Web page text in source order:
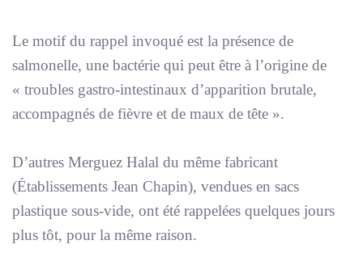
Le motif du rappel invoqué est la présence de
salmonelle, une bactérie qui peut être à l’origine de
« troubles gastro-intestinaux d’apparition brutale,
accompagnés de fièvre et de maux de tête ».
D’autres Merguez Halal du même fabricant
(Établissements Jean Chapin), vendues en sacs
plastique sous-vide, ont été rappelées quelques jours
plus tôt, pour la même raison.